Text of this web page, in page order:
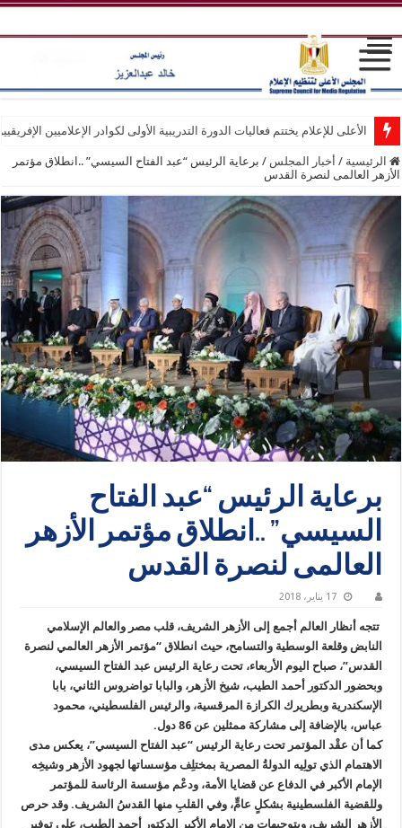
الأعلى للإعلام يختتم فعاليات الدورة التدريبية الأولى لكوادر الإعلاميين
الرئيسية / أخبار المجلس / برعاية الرئيس “عبد الفتاح السيسي” ..انطلاق مؤتمر
الأزهر العالمى لنصرة القدس
برعاية الرئيس “عبد الفتاح
السيسي” ..انطلاق مؤتمر الأزهر
العالمى لنصرة القدس
17 يناير، 2018
تتجه أنظار العالم أجمع إلى الأزهر الشريف، قلب مصر والعالم الإسلامي
النابض وقلعة الوسطية والتسامح، حيث انطلاق “مؤتمر الأزهر العالمي لنصرة
القدس”، صباح اليوم الأربعاء، تحت رعاية الرئيس عبد الفتاح السيسي،
وبحضور الدكتور أحمد الطيب، شيخ الأزهر، والبابا تواضروس الثاني، بابا
الإسكندرية وبطريرك الكرازة المرقسية، والرئيس الفلسطيني، محمود
عباس، بالإضافة إلى مشاركة ممثلين عن 86 دول.
كما أن عقْد المؤتمر تحت رعاية الرئيس “عبد الفتاح السيسي”، يعكس مدى
الاهتمام الذي تولِيه الدولةُ المصرية بمختلِف مؤسساتها لجهود الأزهر وشيخِه
الإمام الأكبر في الدفاع عن قضايا الأمة، ودعْم مؤسسة الرئاسة للمؤتمر
وللقضية الفلسطينية بشكلٍ عامٍّ، وفي القلبِ منها القدسُ الشريف. وقد حرص
الأزهر الشريف، وبتوجيهاتٍ من الإمام الأكبر الدكتور أحمد الطيب، على توفير